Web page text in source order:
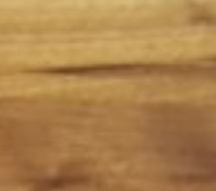
Mar ine